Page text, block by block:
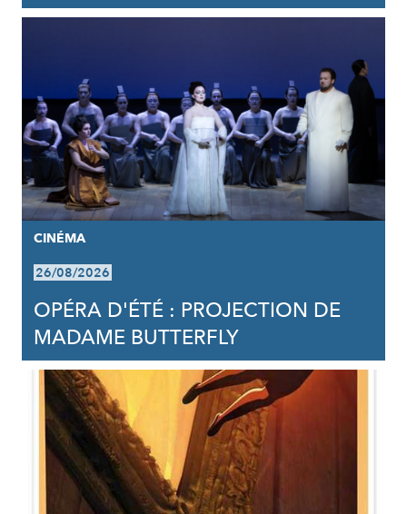
CINÉMA
26/08/2026
OPÉRA D'ÉTÉ : PROJECTION DE
MADAME BUTTERFLY